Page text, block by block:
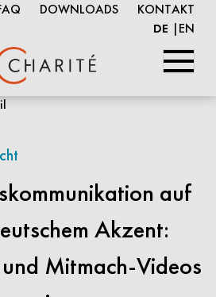
DOWNLOADS KONTAKT
DE EN
auf
Akzent:
Mitmach-Videos